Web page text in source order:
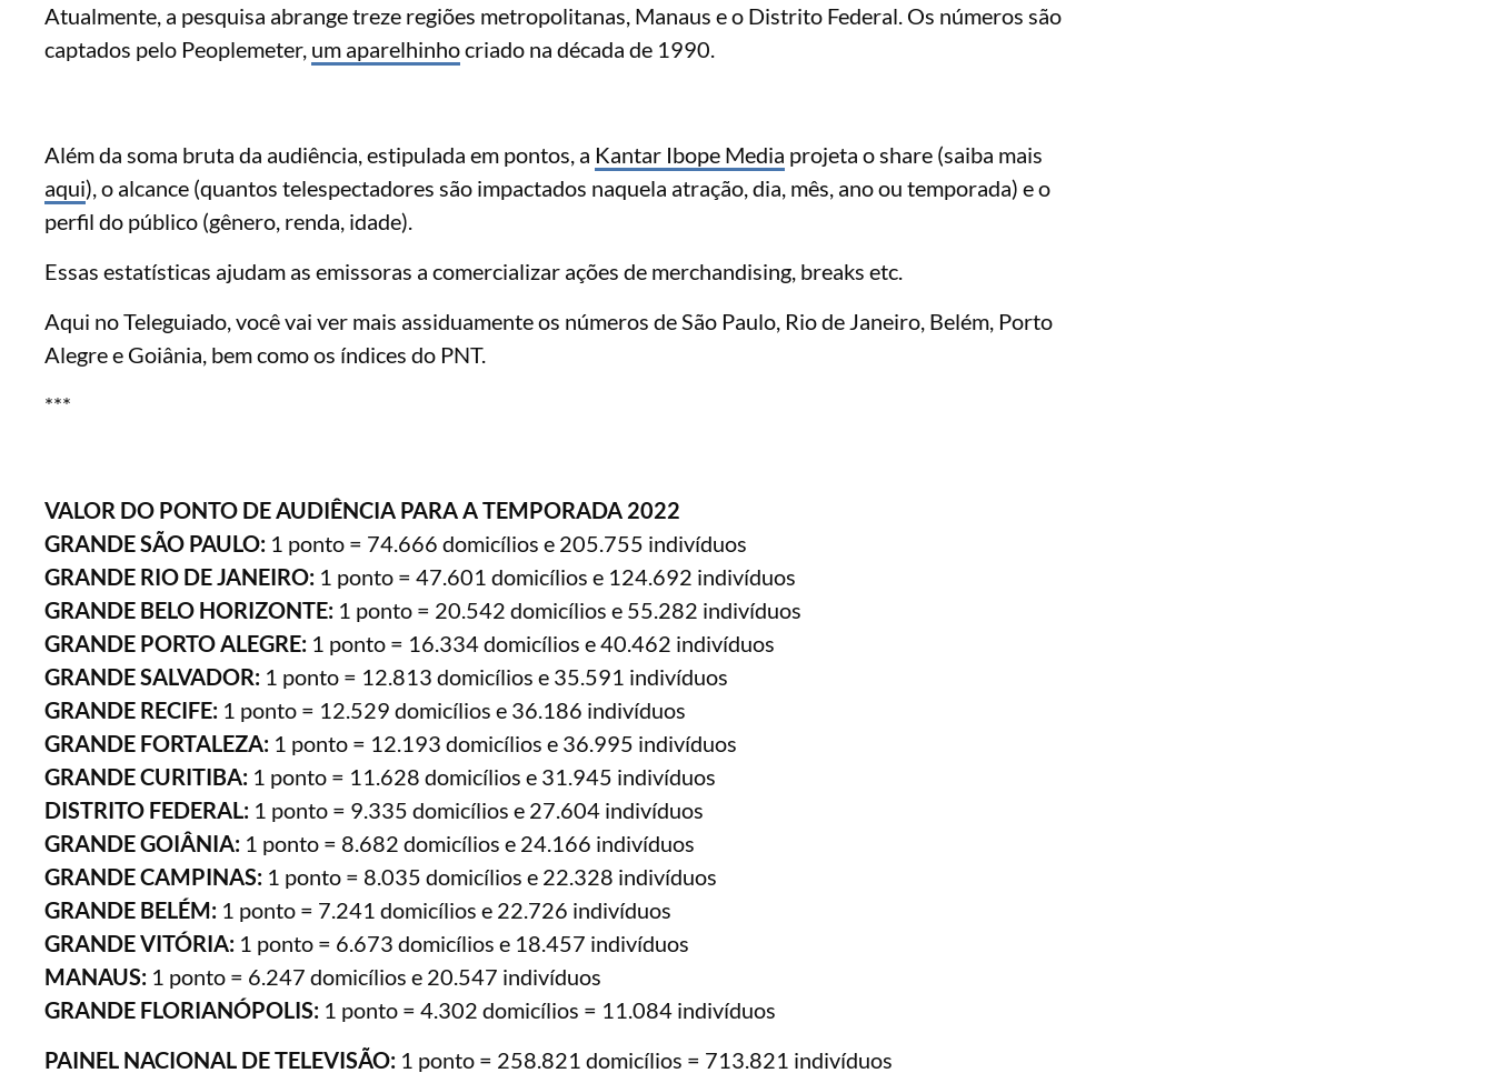
Atualmente, a pesquisa abrange treze regiões metropolitanas, Manaus e o Distrito Federal. Os números são
captados pelo Peoplemeter, um aparelhinhocriado na década de 1990.
Além da soma bruta da audiência, estipulada em pontos, a Kantar Ibope Media projeta o share (saiba mais
aqui), o alcance (quantos telespectadores são impactados naquela atração, dia, mês, ano ou temporada) e o
perfil do público (gênero, renda, idade).
Essas estatísticas ajudam as emissoras a comercializar ações de merchandising, breaks etc.
Aqui no Teleguiado, você vai ver mais assiduamente os números de São Paulo, Rio de Janeiro, Belém, Porto
Alegre e Goiânia, bem como os índices do PNT.
***
VALOR DO PONTO DE AUDIÊNCIA PARA A TEMPORADA 2022
GRANDE SÃO PAULO:1 ponto = 74.666 domicílios e 205.755 indivíduos
GRANDE RIO DE JANEIRO:1 ponto = 47.601 domicílios e 124.692 indivíduos
GRANDE BELO HORIZONTE:1 ponto = 20.542 domicílios e 55.282 indivíduos
GRANDE PORTO ALEGRE:1 ponto = 16.334 domicílios e 40.462 indivíduos
GRANDE SALVADOR:1 ponto = 12.813 domicílios e 35.591 indivíduos
GRANDE RECIFE:1 ponto = 12.529 domicílios e 36.186 indivíduos
GRANDE FORTALEZA:1 ponto = 12.193 domicílios e 36.995 indivíduos
GRANDE CURITIBA:1 ponto = 11.628 domicílios e 31.945 indivíduos
DISTRITO FEDERAL:1 ponto = 9.335 domicílios e 27.604 indivíduos
GRANDE GOIÂNIA:1 ponto = 8.682 domicílios e 24.166 indivíduos
GRANDE CAMPINAS:1 ponto = 8.035 domicílios e 22.328 indivíduos
GRANDE BELÉM:1 ponto = 7.241 domicílios e 22.726 indivíduos
GRANDE VITÓRIA:1 ponto = 6.673 domicílios e 18.457 indivíduos
MANAUS:1 ponto = 6.247 domicílios e 20.547 indivíduos
GRANDE FLORIANÓPOLIS:1 ponto = 4.302 domicílios = 11.084 indivíduos
PAINEL NACIONAL DE TELEVISÃO:1 ponto = 258.821 domicílios = 713.821 indivíduos